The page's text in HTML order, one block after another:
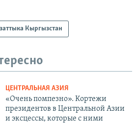
Кыргызстан
ЦЕНТРАЛЬНАЯ АЗИЯ
«Очень помпезно». Кортежи
президентов в Центральной Азии
и эксцессы, которые с ними